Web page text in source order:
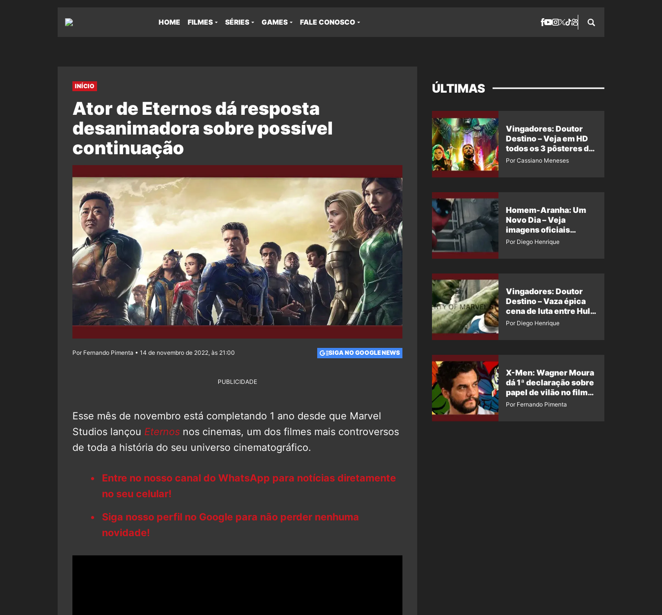
HOME FILMES SÉRIES GAMES FALE CONOSCO
INÍCIO
Ator de Eternos dá resposta
desanimadora sobre possível
continuação
Por Fernando Pimenta • 14 de novembro de 2022, às 21:00 SIGA NO GOOGLE NEWS
PUBLICIDADE
Esse mês de novembro está completando 1 ano desde que Marvel
Studios lançou Eternos nos cinemas, um dos filmes mais controversos
de toda a história do seu universo cinematográfico.
Entre no nosso canal do WhatsApp para notícias diretamente
no seu celular!
Siga nosso perfil no Google para não perder nenhuma
novidade!
ÚLTIMAS
Vingadores: Doutor
Destino – Veja em HD
todos os 3 pôsteres de
‘Doomsday’ + 1 imagem
Por Cassiano Meneses
Homem-Aranha: Um
Novo Dia – Veja
imagens oficiais
descartadas do Hulk
Por Diego Henrique
Vingadores: Doutor
Destino – Vaza épica
cena de luta entre Hulk
e o Coisa
Por Diego Henrique
X-Men: Wagner Moura
dá 1ª declaração sobre
papel de vilão no filme
da Marvel
Por Fernando Pimenta